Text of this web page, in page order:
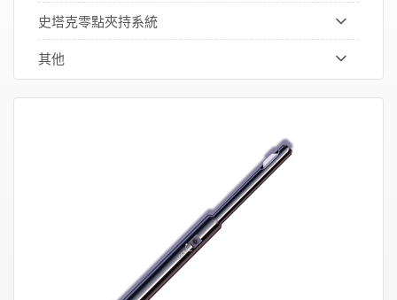
史塔克零點夾持系統
其他